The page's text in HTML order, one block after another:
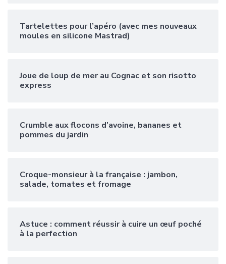
Tartelettes pour l’apéro (avec mes nouveaux
moules en silicone Mastrad)
Joue de loup de mer au Cognac et son risotto
express
Crumble aux flocons d’avoine, bananes et
pommes du jardin
Croque-monsieur à la française : jambon,
salade, tomates et fromage
Astuce : comment réussir à cuire un œuf poché
à la perfection